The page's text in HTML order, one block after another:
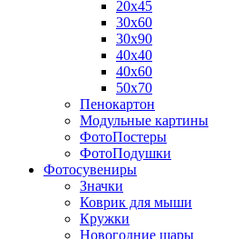
20х45
30х60
30х90
40х40
40х60
50х70
Пенокартон
Модульные картины
ФотоПостеры
ФотоПодушки
Фотоcувениры
Значки
Коврик для мыши
Кружки
Новогодние шары